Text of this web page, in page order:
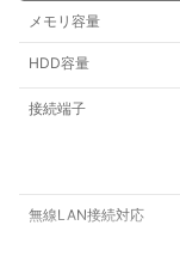
メモリ容量
HDD容量
接続端子
無線LAN接続対応